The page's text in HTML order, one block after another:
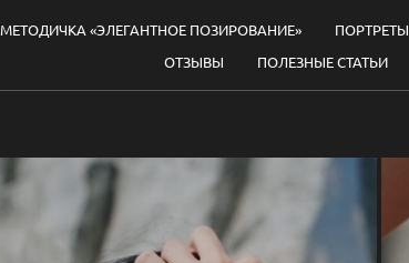
МЕТОДИЧКА «ЭЛЕГАНТНОЕ ПОЗИРОВАНИЕ» ПОРТРЕТЫ
ОТЗЫВЫ
ПОЛЕЗНЫЕ СТАТЬИ